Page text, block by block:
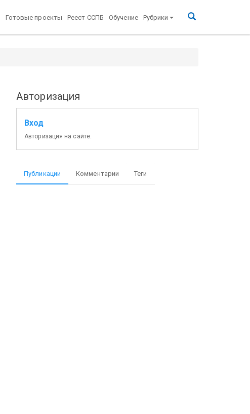
Готовые проекты Реест ССПБ Обучение Рубрики
Авторизация
Вход
Авторизация на сайте.
Публикации Комментарии Теги